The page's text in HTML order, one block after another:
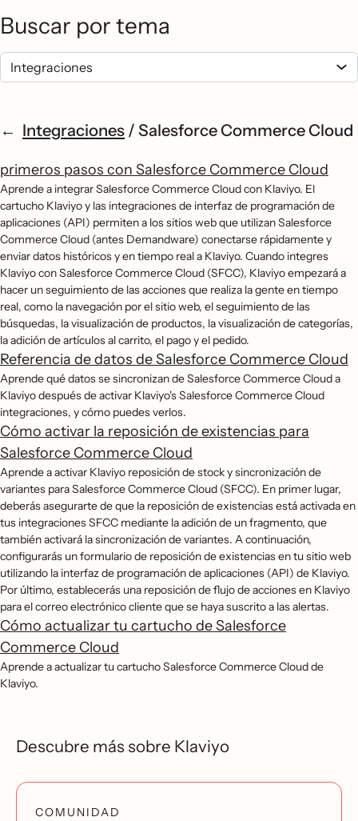
Buscar por tema
Integraciones / Salesforce Commerce Cloud
primeros pasos con Salesforce Commerce Cloud
Aprende a integrar Salesforce Commerce Cloud con Klaviyo. El
cartucho Klaviyo y las integraciones de interfaz de programación de
aplicaciones (API) permiten a los sitios web que utilizan Salesforce
Commerce Cloud (antes Demandware) conectarse rápidamente y
enviar datos históricos y en tiempo real a Klaviyo. Cuando integres
Klaviyo con Salesforce Commerce Cloud (SFCC), Klaviyo empezará a
hacer un seguimiento de las acciones que realiza la gente en tiempo
real, como la navegación por el sitio web, el seguimiento de las
búsquedas, la visualización de productos, la visualización de categorías,
la adición de artículos al carrito, el pago y el pedido.
Referencia de datos de Salesforce Commerce Cloud
Aprende qué datos se sincronizan de Salesforce Commerce Cloud a
Klaviyo después de activar Klaviyo's Salesforce Commerce Cloud
integraciones, y cómo puedes verlos.
Cómo activar la reposición de existencias para
Salesforce Commerce Cloud
Aprende a activar Klaviyo reposición de stock y sincronización de
variantes para Salesforce Commerce Cloud (SFCC). En primer lugar,
deberás asegurarte de que la reposición de existencias está activada en
tus integraciones SFCC mediante la adición de un fragmento, que
también activará la sincronización de variantes. A continuación,
configurarás un formulario de reposición de existencias en tu sitio web
utilizando la interfaz de programación de aplicaciones (API) de Klaviyo.
Por último, establecerás una reposición de flujo de acciones en Klaviyo
para el correo electrónico cliente que se haya suscrito a las alertas.
Cómo actualizar tu cartucho de Salesforce
Commerce Cloud
Aprende a actualizar tu cartucho Salesforce Commerce Cloud de
Klaviyo.
Descubre más sobre Klaviyo
COMUNIDAD